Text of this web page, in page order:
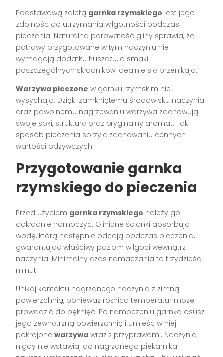
Podstawową zaletą garnka rzymskiego jest jego
zdolność do utrzymania wilgotności podczas
pieczenia. Naturalna porowatość gliny sprawia, że
potrawy przygotowane w tym naczyniu nie
wymagają dodatku tłuszczu, a smaki
poszczególnych składników idealnie się przenikają.
Warzywa pieczone w garnku rzymskim nie
wysychają. Dzięki zamkniętemu środowisku naczynia
oraz powolnemu nagrzewaniu warzywa zachowują
swoje soki, strukturę oraz oryginalny aromat. Taki
sposób pieczenia sprzyja zachowaniu cennych
wartości odżywczych.
Przygotowanie garnka
rzymskiego do pieczenia
Przed użyciem garnka rzymskiego należy go
dokładnie namoczyć. Gliniane ścianki absorbują
wodę, którą następnie oddają podczas pieczenia,
gwarantując właściwy poziom wilgoci wewnątrz
naczynia. Minimalny czas namaczania to trzydzieści
minut.
Unikaj kontaktu nagrzanego naczynia z zimną
powierzchnią, ponieważ różnica temperatur może
prowadzić do pęknięć. Po namoczeniu garnka osusz
jego zewnętrzną powierzchnię i umieść w niej
pokrojonewarzywa wraz z przyprawami. Naczynia
nigdy nie wstawiaj do nagrzanego piekarnika –